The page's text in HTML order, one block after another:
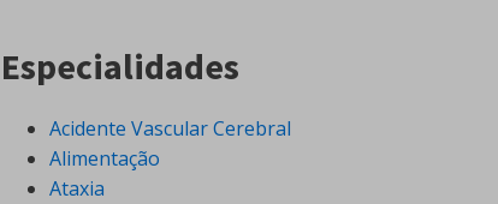
Especialidades
Acidente Vascular Cerebral
Alimentação
Ataxia